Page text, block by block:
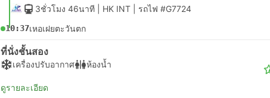
3ชั่วโมง 46นาที | HK INT รถไฟ #G7724
10:37เหอเฝยตะวันตก
ที่นั่งชั้นสอง
เครื่องปรับอากาศ ห้องน้ำ
ดูรายละเอียด